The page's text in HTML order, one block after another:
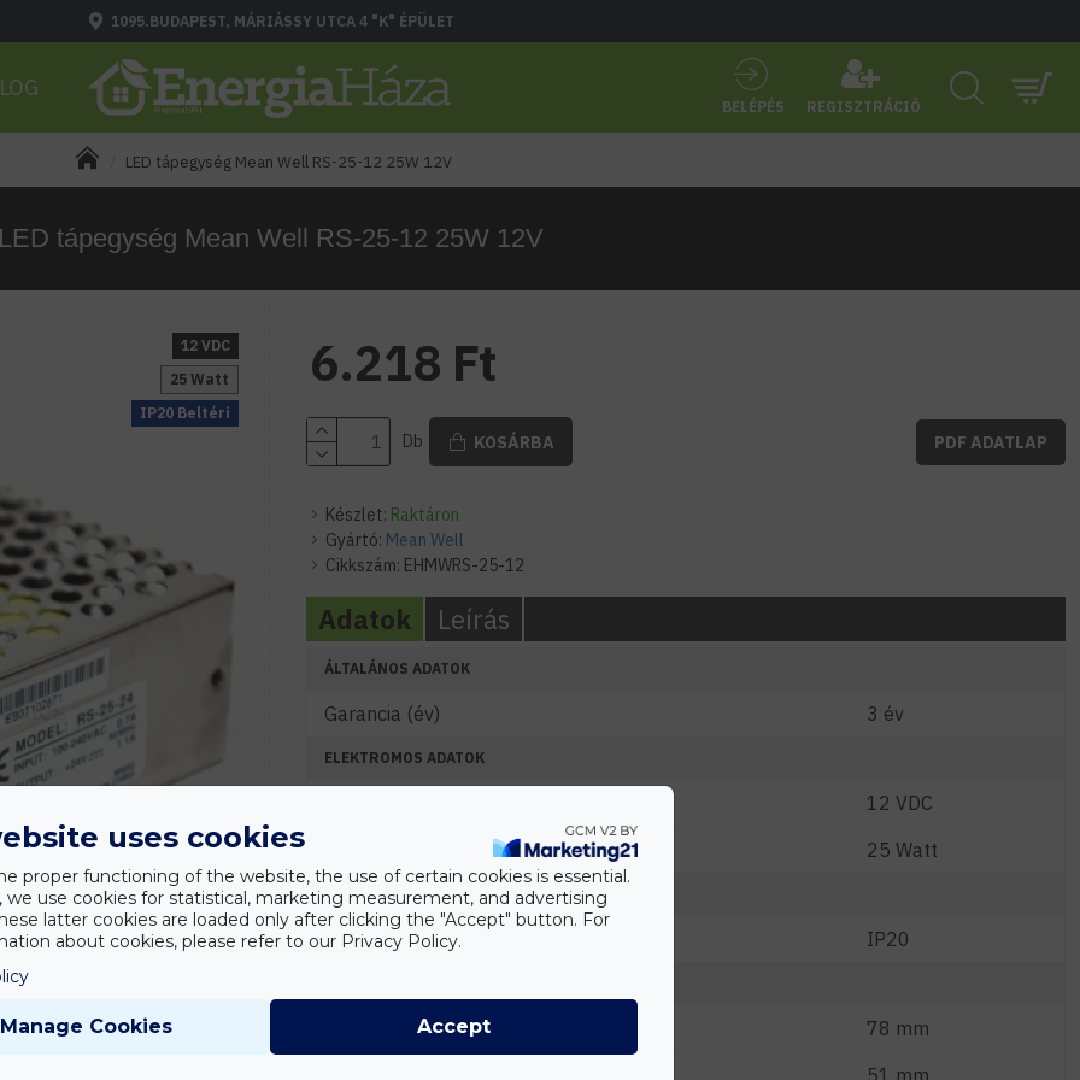
1095.BUDAPEST, MÁRIÁSSY UTCA 4 "K" ÉPÜLET
BELÉPÉS REGISZTRÁCIÓ
LED tápegység Mean Well RS-25-12 25W 12V
tápegység Mean Well RS-25-12 25W 12V
IP20 Beltéri
25 Watt
12 VDC
Készlet: Raktáron
Gyártó: Mean Well
Cikkszám: EHMWRS-25-12
6.218 Ft
Db KOSÁRBA PDF ADATLAP
Adatok Leírás
ÁLTALÁNOS ADATOK
Garancia (év) 3 év
ELEKTROMOS ADATOK
12 VDC
Névleges teljesítmény (W)
25 Watt
KÖRNYEZETI ADATOK
IP védelmi szint IP20
Szélesség (mm)
78 mm
51 mm
uses cookies
proper functioning of the website, the use of certain cookies is essential.
we use cookies for statistical, marketing measurement, and advertising
latter cookies are loaded only after clicking the "Accept" button. For
about cookies, please refer to our Privacy Policy.
Manage Cookies Accept